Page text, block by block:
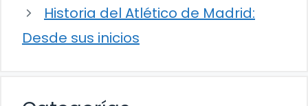
Historia del Atlético de Madrid:
Desde sus inicios